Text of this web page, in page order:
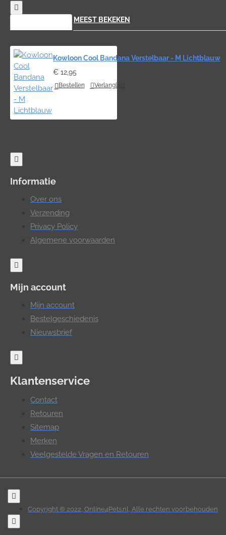
MEEST BEKEKEN
Kowloon Cool Bandana Verstelbaar - M Lichtblauw
€ 12,95
Bestellen Verlanglijst
Informatie
Over ons
Verzending
Privacy Policy
Algemene voorwaarden
Mijn account
Mijn account
Bestelgeschiedenis
Nieuwsbrief
Klantenservice
Contact
Retouren
Sitemap
Merken
Veelgestelde Vragen en Retouren
Copyright © 2022, Online4Pets.nl, Alle rechten voorbehouden